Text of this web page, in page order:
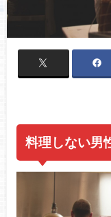
料理しない男